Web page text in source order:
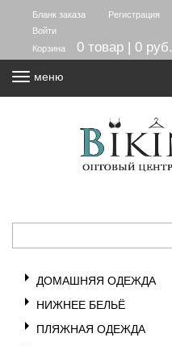
Бланк заказа
Регистрация
Войти
Корзина
0 товар | 0 руб.
меню
ДОМАШНЯЯ ОДЕЖДА
НИЖНЕЕ БЕЛЬЁ
ПЛЯЖНАЯ ОДЕЖДА